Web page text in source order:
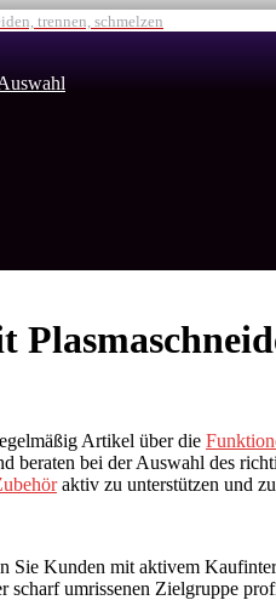
trennen, schmelzen
Artikel über die
beraten bei der Auswahl des
aktiv zu unterstützen und
Kunden mit aktivem
umrissenen Zielgruppe